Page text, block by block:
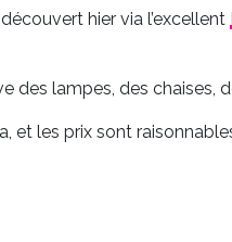
hier via l’excellent
lampes, des chaises,
et les prix sont